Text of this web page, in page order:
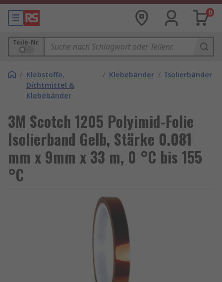
0
Teile-Nr.
/ Klebstoffe,
Dichtmittel &
Klebebänder
/ Klebebänder / Isolierbänder
3M Scotch 1205 Polyimid-Folie
Isolierband Gelb, Stärke 0.081
mm x 9mm x 33 m, 0 °C bis 155
°C